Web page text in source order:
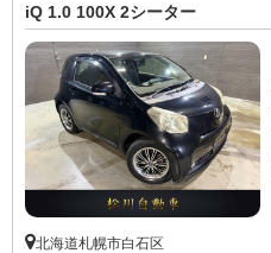
iQ 1.0 100X 2シーター
北海道札幌市白石区